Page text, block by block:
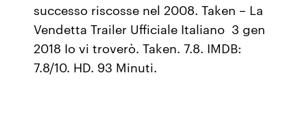
successo riscosse nel 2008. Taken – La
Vendetta Trailer Ufficiale Italiano 3 gen
2018 Io vi troverò. Taken. 7.8. IMDB:
7.8/10. HD. 93 Minuti.